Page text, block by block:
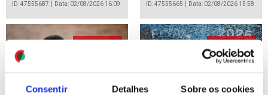
Consentir Detalhes Sobre os cookies
ID: 47555687 Data: 02/08/2026 16:09 ID: 47555665 Data: 02/08/2026 15:58